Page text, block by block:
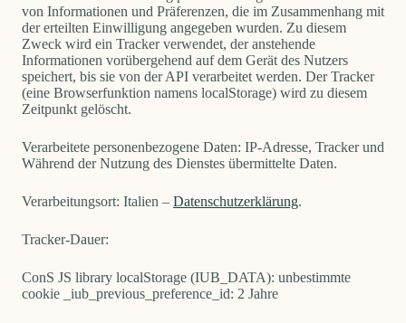
von Informationen und Präferenzen, die im Zusammenhang mit
der erteilten Einwilligung angegeben wurden. Zu diesem
Zweck wird ein Tracker verwendet, der anstehende
Informationen vorübergehend auf dem Gerät des Nutzers
speichert, bis sie von der API verarbeitet werden. Der Tracker
(eine Browserfunktion namens localStorage) wird zu diesem
Zeitpunkt gelöscht.
Verarbeitete personenbezogene Daten: IP-Adresse, Tracker und
Während der Nutzung des Dienstes übermittelte Daten.
Verarbeitungsort: Italien – Datenschutzerklärung.
Tracker-Dauer:
ConS JS library localStorage (IUB_DATA): unbestimmte
cookie _iub_previous_preference_id: 2 Jahre